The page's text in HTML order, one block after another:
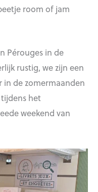
room of jam
Pérouges in de
rustig, we zijn een
in de zomermaanden
het
weekend van